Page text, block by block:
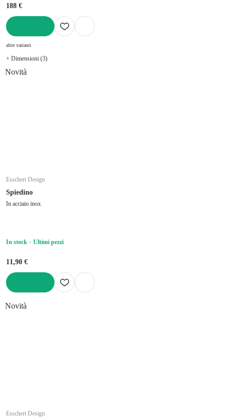
188 €
altre varianti
+ Dimensioni (3)
Novità
Esschert Design
Spiedino
In acciaio inox
In stock Ultimi pezzi
11,90 €
Novità
Esschert Design